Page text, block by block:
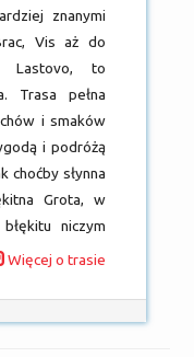
znanymi
Vis aż do
Lastovo, to
Trasa pełna
i smaków
i podróżą
choćby słynna
Grota, w
niczym
Więcej o trasie